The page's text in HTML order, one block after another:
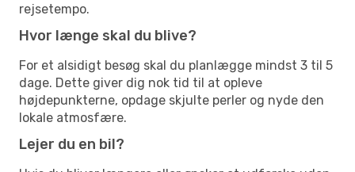
rejsetempo.
Hvor længe skal du blive?
For et alsidigt besøg skal du planlægge mindst 3 til 5
dage. Dette giver dig nok tid til at opleve
højdepunkterne, opdage skjulte perler og nyde den
lokale atmosfære.
Lejer du en bil?